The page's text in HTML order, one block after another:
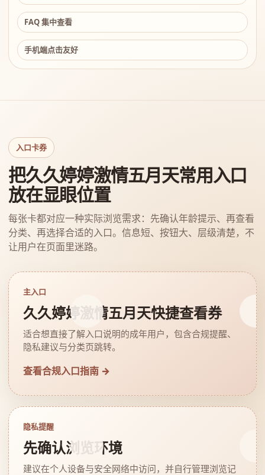
FAQ 集中查看
手机端点击友好
入口卡券
把久久婷婷激情五月天常用入口
放在显眼位置
每张卡都对应一种实际浏览需求：先确认年龄提示、再查看
分类、再选择合适的入口。信息短、按钮大、层级清楚，不
让用户在页面里迷路。
主入口
久久婷婷激情五月天快捷查看券
适合想直接了解入口说明的成年用户，包含合规提醒、
隐私建议与分类页跳转。
查看合规入口指南 →
隐私提醒
先确认浏览环境
建议在个人设备与安全网络中访问，并自行管理浏览记